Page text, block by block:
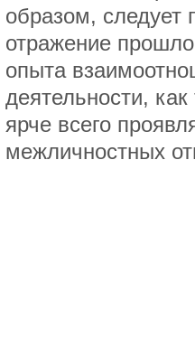
образом, следует
отражение
опыта
деятельности,
ярче всего
межличностных